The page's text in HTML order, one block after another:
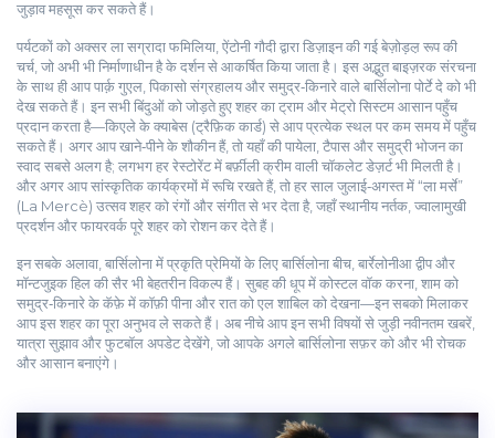
जुड़ाव महसूस कर सकते हैं।
पर्यटकों को अक्सरला सग्रादा फमिलिया ऐंटोनी गौदी द्वारा डिज़ाइन की गई बेज़ोड़ल़ रूप की
चर्च, जो अभी भी निर्माणाधीन हैके दर्शन से आकर्षित किया जाता है। इस अद्भुत बाइज़रक संरचना
के साथ ही आप पार्क़ गुएल, पिकासो संग्रहालय और समुद्र‑किनारे वाले बार्सिलोना पोर्टे दे को भी
देख सकते हैं। इन सभी बिंदुओं को जोड़ते हुए शहर का ट्राम और मेट्रो सिस्टम आसान पहुँच
प्रदान करता है—किएले के क्याबेस (ट्रैफ़िक कार्ड) से आप प्रत्येक स्थल पर कम समय में पहुँच
सकते हैं। अगर आप खाने‑पीने के शौकीन हैं, तो यहाँ की पायेला, टैपास और समुद्री भोजन का
स्वाद सबसे अलग है; लगभग हर रेस्टोरेंट में बर्फ़ीली क्रीम वाली चॉकलेट डेज़र्ट भी मिलती है।
और अगर आप सांस्कृतिक कार्यक्रमों में रूचि रखते हैं, तो हर साल जुलाई‑अगस्त में “ला मर्से”
(La Mercè) उत्सव शहर को रंगों और संगीत से भर देता है, जहाँ स्थानीय नर्तक, ज्वालामुखी
प्रदर्शन और फायरवर्क पूरे शहर को रोशन कर देते हैं।
इन सबके अलावा, बार्सिलोना में प्रकृति प्रेमियों के लिए बार्सिलोना बीच, बार्रेलोनीआ द्वीप और
मॉन्टजुइक हिल की सैर भी बेहतरीन विकल्प हैं। सुबह की धूप में कोस्टल वॉक करना, शाम को
समुद्र‑किनारे के कॅफ़े में कॉफ़ी पीना और रात को एल शाबिल को देखना—इन सबको मिलाकर
आप इस शहर का पूरा अनुभव ले सकते हैं। अब नीचे आप इन सभी विषयों से जुड़ी नवीनतम खबरें,
यात्रा सुझाव और फुटबॉल अपडेट देखेंगे, जो आपके अगले बार्सिलोना सफ़र को और भी रोचक
और आसान बनाएंगे।